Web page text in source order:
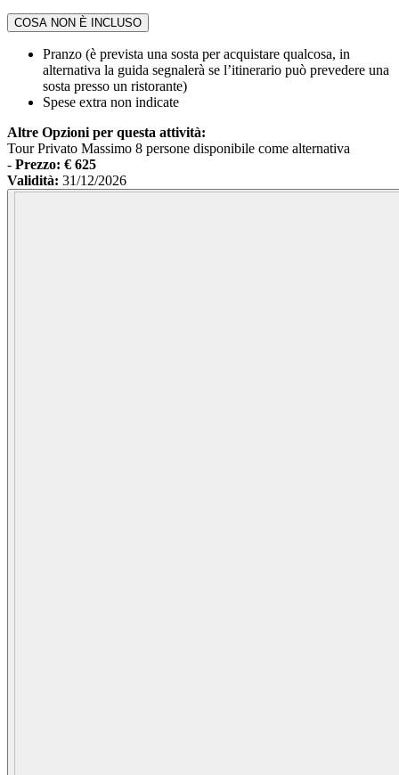
COSA NON È INCLUSO
Pranzo (è prevista una sosta per acquistare qualcosa, in
alternativa la guida segnalerà se l’itinerario può prevedere una
sosta presso un ristorante)
Spese extra non indicate
Altre Opzioni per questa attività:
Tour Privato Massimo 8 persone disponibile come alternativa
- Prezzo: € 625
Validità: 31/12/2026